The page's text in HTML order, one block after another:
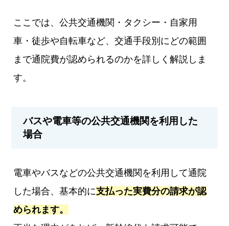
ここでは、公共交通機関・タクシー・自家用
車・徒歩や自転車など、交通手段別にどの範囲
まで通院費が認められるのかを詳しく解説しま
す。
バスや電車等の公共交通機関を利用した
場合
電車やバスなどの公共交通機関を利用して通院
した場合、基本的に支払った実費分の請求が認
められます。